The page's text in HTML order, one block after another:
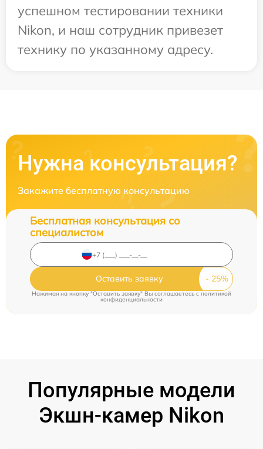
успешном тестировании техники
Nikon, и наш сотрудник привезет
технику по указанному адресу.
Нужна консультация?
Закажите бесплатную консультацию
Бесплатная консультация со
специалистом
Оставить заявку
Нажимая на кнопку "Оставить заявку" Вы соглашаетесь cполитикой
конфиденциальности
Популярные модели
Экшн-камер Nikon